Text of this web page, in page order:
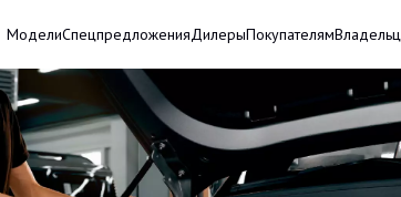
МоделиСпецпредложенияДилерыПокупателям